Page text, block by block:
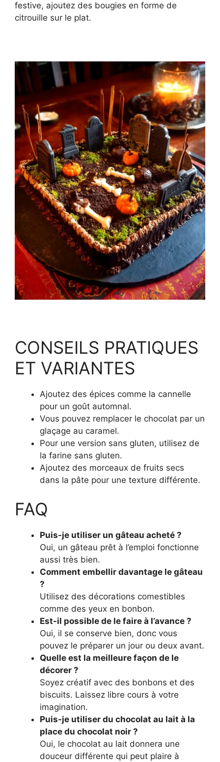
festive, ajoutez des bougies en forme de
citrouille sur le plat.
CONSEILS PRATIQUES
ET VARIANTES
Ajoutez des épices comme la cannelle
pour un goût automnal.
Vous pouvez remplacer le chocolat par un
glaçage au caramel.
Pour une version sans gluten, utilisez de
la farine sans gluten.
Ajoutez des morceaux de fruits secs
dans la pâte pour une texture différente.
FAQ
Puis-je utiliser un gâteau acheté ?
Oui, un gâteau prêt à l’emploi fonctionne
aussi très bien.
Comment embellir davantage le gâteau
?
Utilisez des décorations comestibles
comme des yeux en bonbon.
Est-il possible de le faire à l’avance ?
Oui, il se conserve bien, donc vous
pouvez le préparer un jour ou deux avant.
Quelle est la meilleure façon de le
décorer ?
Soyez créatif avec des bonbons et des
biscuits. Laissez libre cours à votre
imagination.
Puis-je utiliser du chocolat au lait à la
place du chocolat noir ?
Oui, le chocolat au lait donnera une
douceur différente qui peut plaire à